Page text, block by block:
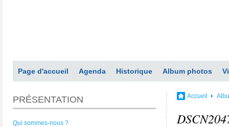
Page d'accueil Agenda Historique Album photos
PRÉSENTATION
Qui sommes-nous ?
Accueil